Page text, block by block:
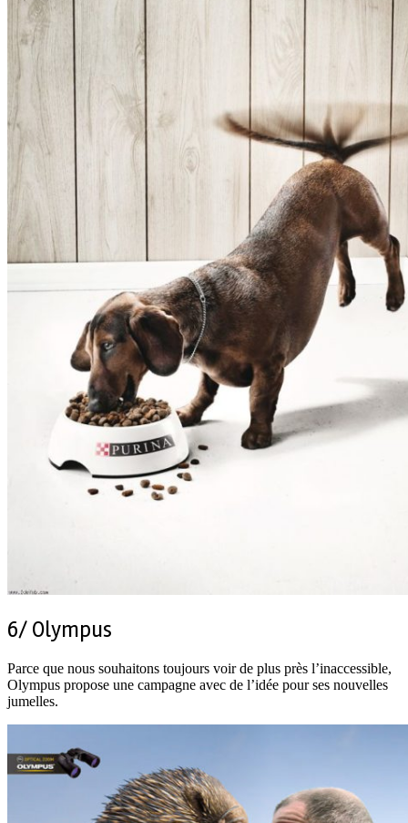
6/ Olympus
Parce que nous souhaitons toujours voir de plus près l’inaccessible,
Olympus propose une campagne avec de l’idée pour ses nouvelles
jumelles.